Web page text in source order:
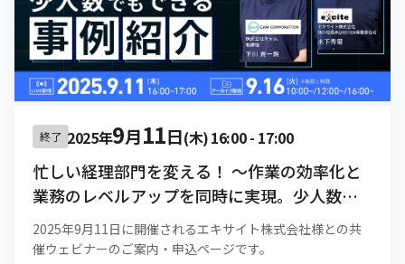
終了 2025年9月11日(木)16:00- 17:00
忙しい経理部門を変える！ 〜作業の効率化と
業務のレベルアップを同時に実現。少人数で
もできる事例紹介〜
2025年9月11日に開催されるエキサイト株式会社様との共
催ウェビナーのご案内・申込ページです。